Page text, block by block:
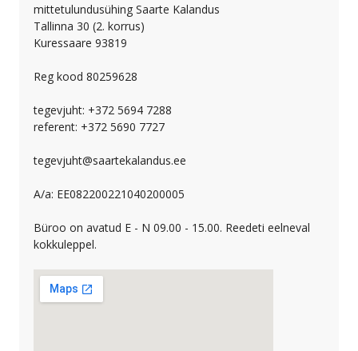
mittetulundusühing Saarte Kalandus
Tallinna 30 (2. korrus)
Kuressaare 93819
Reg kood 80259628
tegevjuht: +372 5694 7288
referent: +372 5690 7727
tegevjuht@saartekalandus.ee
A/a: EE082200221040200005
Büroo on avatud E - N 09.00 - 15.00. Reedeti eelneval
kokkuleppel.